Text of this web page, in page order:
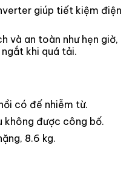
giúp tiết kiệm điện
và an toàn như hẹn giờ,
khi quá tải.
có đế nhiễm từ.
không được công bố.
8.6 kg.